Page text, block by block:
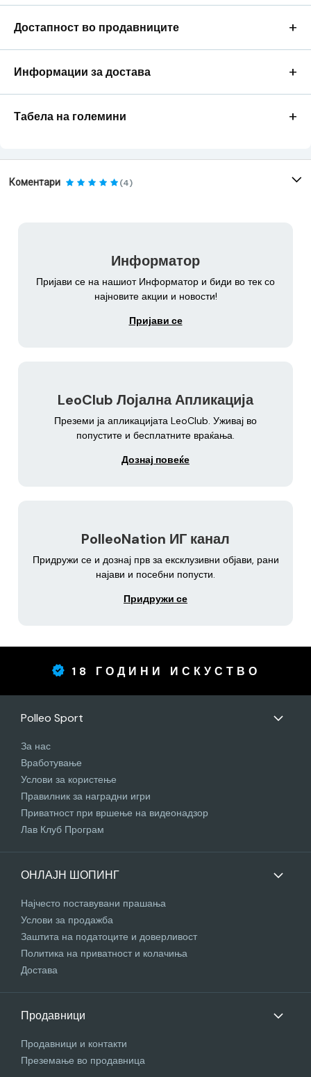
Достапност во продавниците +
Информации за достава +
Табела на големини +
Коментари (4)
Информатор
Пријави се на нашиот Информатор и биди во тек со
најновите акции и новости!
Пријави се
LeoClub Лојална Апликација
Преземи ја апликацијата LeoClub. Уживај во
попустите и бесплатните враќања.
Дознај повеќе
PolleoNation ИГ канал
Придружи се и дознај прв за ексклузивни објави, рани
најави и посебни попусти.
Придружи се
18 ГОДИНИ ИСКУСТВО
Polleo Sport
За нас
Вработување
Услови за користење
Правилник за наградни игри
Приватност при вршење на видеонадзор
Лав Клуб Програм
ОНЛАЈН ШОПИНГ
Најчесто поставувани прашања
Услови за продажба
Заштита на податоците и доверливост
Политика на приватност и колачиња
Достава
Продавници
Продавници и контакти
Преземање во продавница